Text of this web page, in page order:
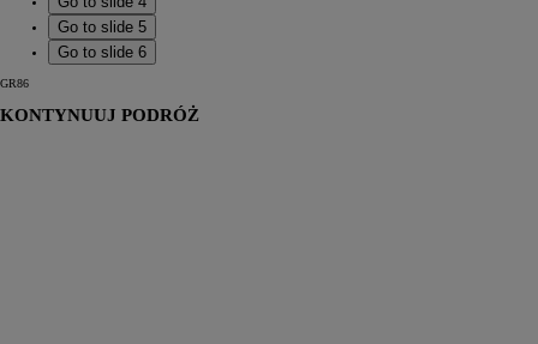
Go to slide 5
Go to slide 6
GR86
KONTYNUUJ PODRÓŻ